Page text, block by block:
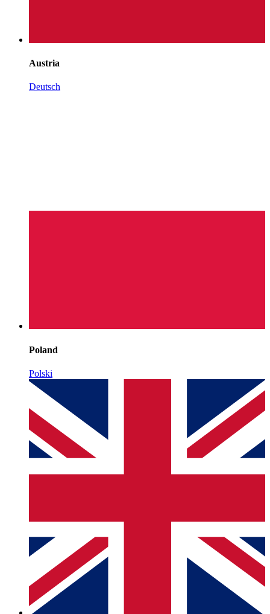
Austria
Deutsch
Poland
Polski